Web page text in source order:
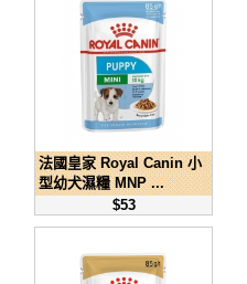
法國皇家 Royal Canin 小
型幼犬濕糧 MNP ...
$53